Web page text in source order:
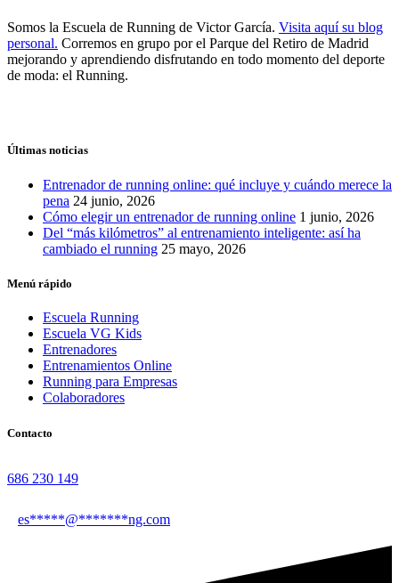
Somos la Escuela de Running de Victor García. Visita aquí su blog
personal. Corremos en grupo por el Parque del Retiro de Madrid
mejorando y aprendiendo disfrutando en todo momento del deporte
de moda: el Running.
Últimas noticias
Entrenador de running online: qué incluye y cuándo merece la
pena 24 junio, 2026
Cómo elegir un entrenador de running online 1 junio, 2026
Del “más kilómetros” al entrenamiento inteligente: así ha
cambiado el running 25 mayo, 2026
Menú rápido
Escuela Running
Escuela VG Kids
Entrenadores
Entrenamientos Online
Running para Empresas
Colaboradores
Contacto
686 230 149
es*****@*******ng.com